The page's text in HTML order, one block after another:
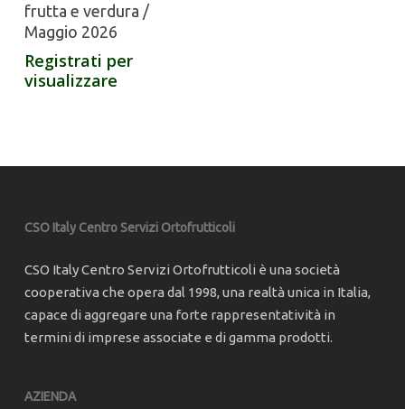
frutta e verdura /
Maggio 2026
Registrati per
visualizzare
CSO Italy Centro Servizi Ortofrutticoli
CSO Italy Centro Servizi Ortofrutticoli è una società
cooperativa che opera dal 1998, una realtà unica in Italia,
capace di aggregare una forte rappresentatività in
termini di imprese associate e di gamma prodotti.
AZIENDA